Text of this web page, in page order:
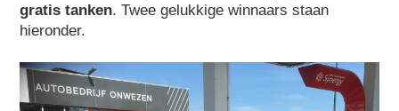
gratis tanken. Twee gelukkige winnaars staan
hieronder.